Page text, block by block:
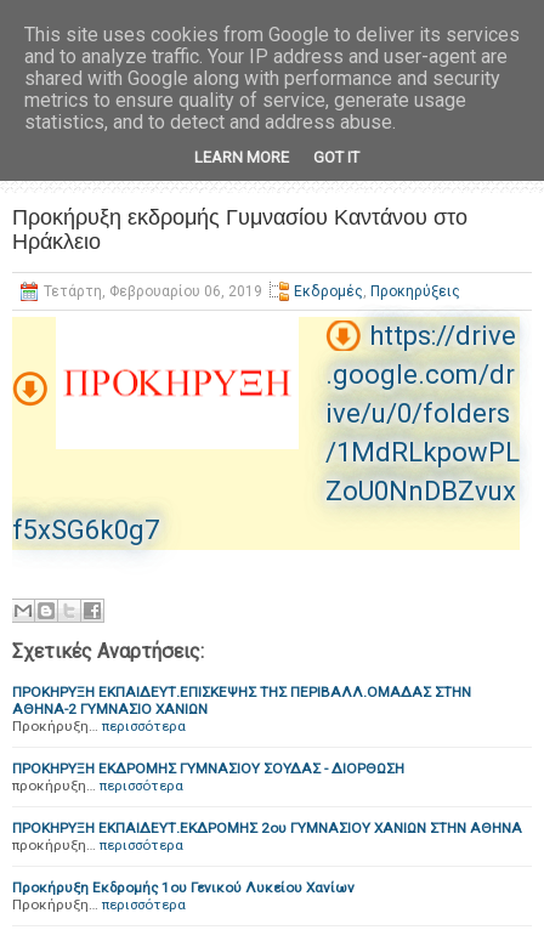
Προκήρυξη εκδρομής Γυμνασίου Καντάνου στο
Ηράκλειο
Τετάρτη, Φεβρουαρίου 06, 2019 Εκδρομές, Προκηρύξεις
https://drive
.google.com/dr
ive/u/0/folders
/1MdRLkpowPL
ZoU0NnDBZvux
f5xSG6k0g7
Σχετικές Αναρτήσεις:
ΠΡΟΚΗΡΥΞΗ ΕΚΠΑΙΔΕΥΤ.ΕΠΙΣΚΕΨΗΣ ΤΗΣ ΠΕΡΙΒΑΛΛ.ΟΜΑΔΑΣ ΣΤΗΝ
ΑΘΗΝΑ-2 ΓΥΜΝΑΣΙΟ ΧΑΝΙΩΝ
Προκήρυξη… περισσότερα
ΠΡΟΚΗΡΥΞΗ ΕΚΔΡΟΜΗΣ ΓΥΜΝΑΣΙΟΥ ΣΟΥΔΑΣ - ΔΙΟΡΘΩΣΗ
προκήρυξη… περισσότερα
ΠΡΟΚΗΡΥΞΗ ΕΚΠΑΙΔΕΥΤ.ΕΚΔΡΟΜΗΣ 2ου ΓΥΜΝΑΣΙΟΥ ΧΑΝΙΩΝ ΣΤΗΝ ΑΘΗΝΑ
προκήρυξη… περισσότερα
Προκήρυξη Εκδρομής 1ου Γενικού Λυκείου Χανίων
Προκήρυξη… περισσότερα
This site uses cookies from Google to deliver its services
and to analyze traffic. Your IP address and user-agent are
shared with Google along with performance and security
metrics to ensure quality of service, generate usage
statistics, and to detect and address abuse.
LEARN MORE GOT IT